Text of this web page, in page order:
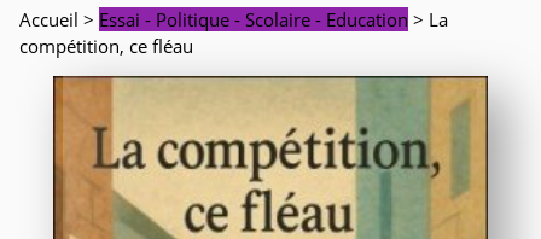
Accueil > Essai - Politique - Scolaire - Education > La
compétition, ce fléau